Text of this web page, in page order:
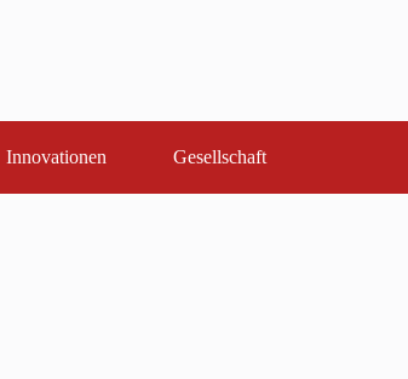
Innovationen Gesellschaft